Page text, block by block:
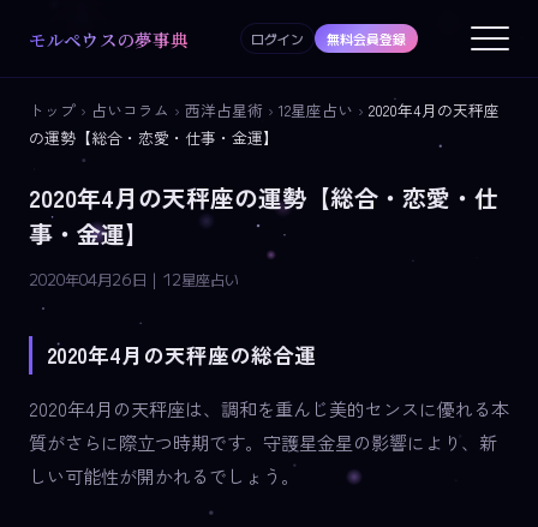
モルペウスの夢事典 ログイン 無料会員登録
トップ › 占いコラム › 西洋占星術 › 12星座占い › 2020年4月の天秤座
の運勢【総合・恋愛・仕事・金運】
2020年4月の天秤座の運勢【総合・恋愛・仕
事・金運】
2020年04月26日 | 12星座占い
2020年4月の天秤座の総合運
2020年4月の天秤座は、調和を重んじ美的センスに優れる本
質がさらに際立つ時期です。守護星金星の影響により、新
しい可能性が開かれるでしょう。